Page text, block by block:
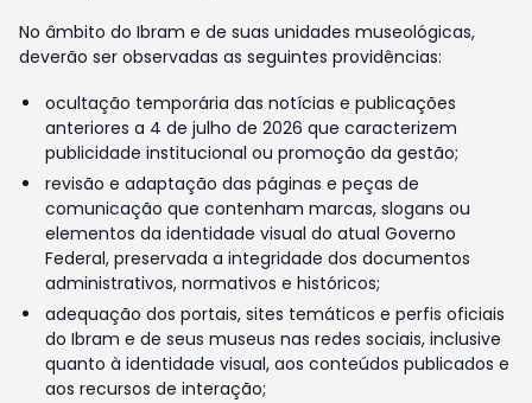
No âmbito do Ibram e de suas unidades museológicas,
deverão ser observadas as seguintes providências:
ocultação temporária das notícias e publicações
anteriores a 4 de julho de 2026 que caracterizem
publicidade institucional ou promoção da gestão;
revisão e adaptação das páginas e peças de
comunicação que contenham marcas, slogans ou
elementos da identidade visual do atual Governo
Federal, preservada a integridade dos documentos
administrativos, normativos e históricos;
adequação dos portais, sites temáticos e perfis oficiais
do Ibram e de seus museus nas redes sociais, inclusive
quanto à identidade visual, aos conteúdos publicados e
aos recursos de interação;